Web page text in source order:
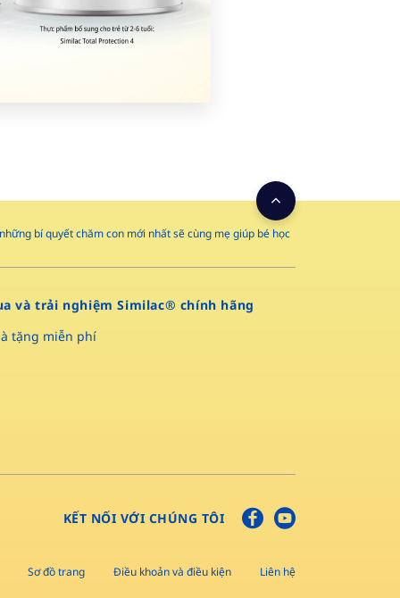
bí quyết chăm con mới nhất sẽ cùng mẹ giúp bé học
và trải nghiệm Similac® chính hãng
tặng miễn phí
KẾT NỐI VỚI CHÚNG TÔI
Sơ đồ trang Điều khoản và điều kiện Liên hệ